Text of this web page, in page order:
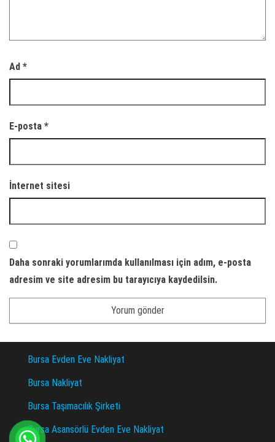
Ad *
E-posta *
İnternet sitesi
Daha sonraki yorumlarımda kullanılması için adım, e-posta
adresim ve site adresim bu tarayıcıya kaydedilsin.
Bursa Evden Eve Nakliyat
Bursa Nakliyat
Bursa Taşımacılık Şirketi
Bursa Asansörlü Evden Eve Nakliyat